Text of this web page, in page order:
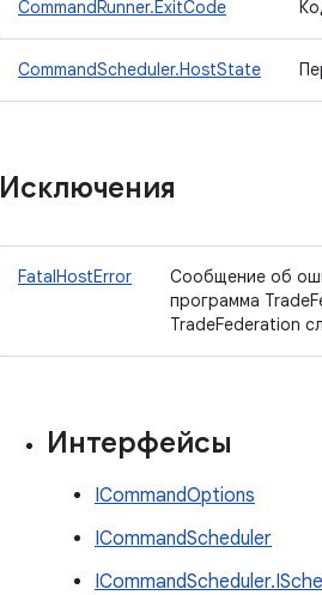
CommandRunner.ExitCode
CommandScheduler.HostState
Исключения
FatalHostError
Сообщение об
программа
TradeFederation
Интерфейсы
ICommandOptions
ICommandScheduler